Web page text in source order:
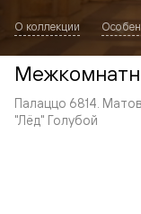
О коллекции
Палаццо 6814.
"Лёд" Голубой